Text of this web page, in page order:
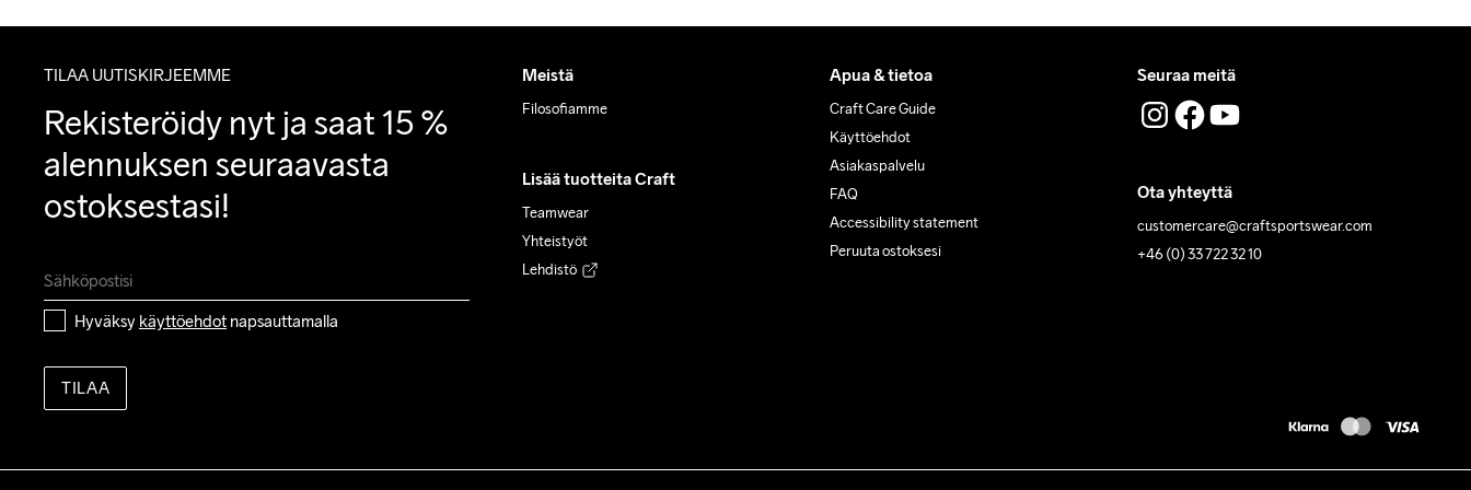
TILAA UUTISKIRJEEMME
Rekisteröidy nyt ja saat 15 %
alennuksen seuraavasta
ostoksestasi!
Hyväksy käyttöehdot napsauttamalla
TILAA
Meistä
Filosofiamme
Lisää tuotteita Craft
Teamwear
Yhteistyöt
Lehdistö
Apua & tietoa
Craft Care Guide
Käyttöehdot
Asiakaspalvelu
FAQ
Accessibility statement
Peruuta ostoksesi
Seuraa meitä
Ota yhteyttä
customercare@craftsportswear.com
+46 (0) 33 722 32 10